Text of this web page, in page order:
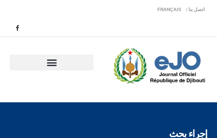
اتصل بنا | FRANÇAIS
إجراء بحث